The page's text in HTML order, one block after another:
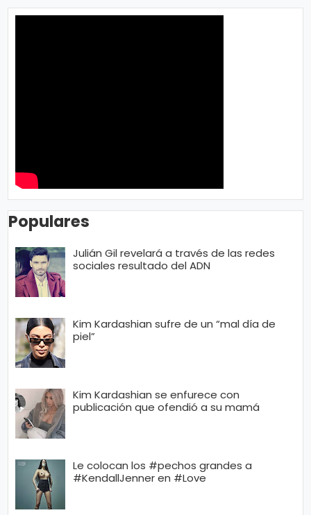
Populares
Julián Gil revelará a través de las redes
sociales resultado del ADN
Kim Kardashian sufre de un “mal día de
piel”
Kim Kardashian se enfurece con
publicación que ofendió a su mamá
Le colocan los #pechos grandes a
#KendallJenner en #Love